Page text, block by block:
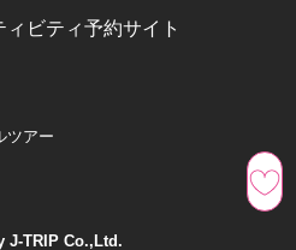
ビティ予約サイト
ツアー
J-TRIP Co.,Ltd.